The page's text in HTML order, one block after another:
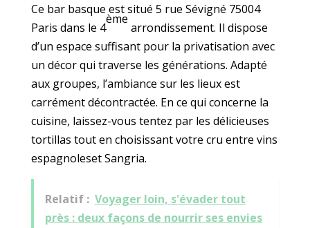
Ce bar basque est situé 5 rue Sévigné 75004
Paris dans le 4
ème
arrondissement. Il dispose
d’un espace suffisant pour la privatisation avec
un décor qui traverse les générations. Adapté
aux groupes, l’ambiance sur les lieux est
carrément décontractée. En ce qui concerne la
cuisine, laissez-vous tentez par les délicieuses
tortillas tout en choisissant votre cru entre vins
espagnoleset Sangria.
Relatif : Voyager loin, s'évader tout
près : deux façons de nourrir ses envies